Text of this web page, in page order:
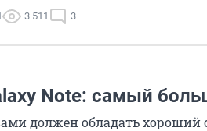
3 511 3
Note: самый
должен обладать хороший